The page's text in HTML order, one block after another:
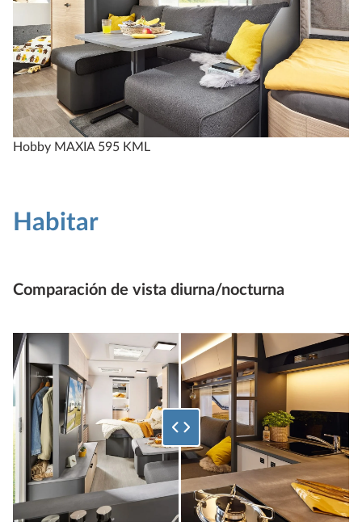
Hobby MAXIA 595 KML
Habitar
Comparación de vista diurna/nocturna
Seleccione qué porcentaje de la imagen inferior mostrar.